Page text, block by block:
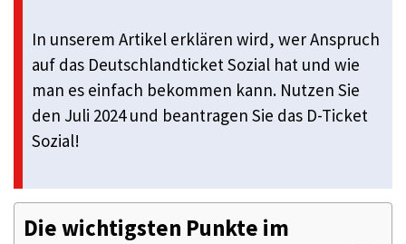
In unserem Artikel erklären wird, wer Anspruch
auf das Deutschlandticket Sozial hat und wie
man es einfach bekommen kann. Nutzen Sie
den Juli 2024 und beantragen Sie das D-Ticket
Sozial!
Die wichtigsten Punkte im